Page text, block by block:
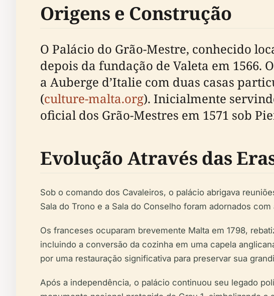
Origens e Construção
O Palácio do Grão-Mestre, conhecido
depois da fundação de Valeta em
a Auberge d’Italie com duas casas
(culture-malta.org). Inicialmente
oficial dos Grão-Mestres em 1571 sob
Evolução Através das
Sob o comando dos Cavaleiros, o palácio abrigava
Sala do Trono e a Sala do Conselho foram adornados
Os franceses ocuparam brevemente Malta em 1798,
incluindo a conversão da cozinha em uma capela
por uma restauração significativa para preservar sua
Após a independência, o palácio continuou seu legado